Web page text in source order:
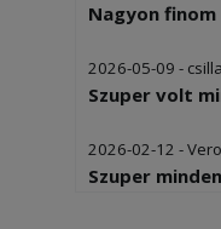
Nagyon finom
2026-05-09 -
Szuper volt
2026-02-12 -
Szuper